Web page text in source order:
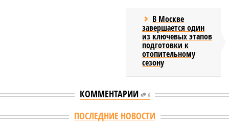
В Москве
завершается один
из ключевых этапов
подготовки к
отопительному
сезону
КОММЕНТАРИИ 0
ПОСЛЕДНИЕ НОВОСТИ